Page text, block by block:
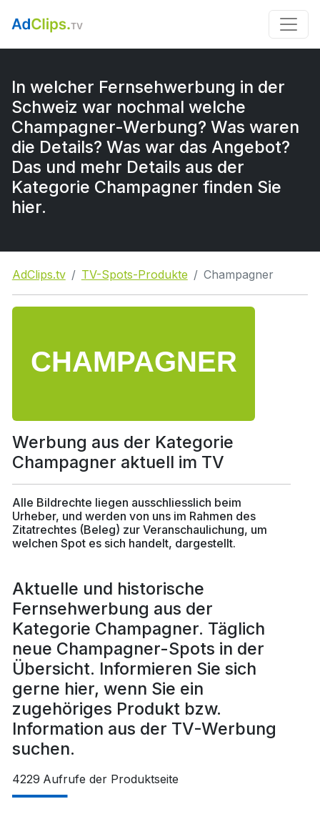
In welcher Fernsehwerbung in der
Schweiz war nochmal welche
Champagner-Werbung? Was waren
die Details? Was war das Angebot?
Das und mehr Details aus der
Kategorie Champagner finden Sie
hier.
AdClips.tv TV-Spots-Produkte Champagner
Werbung aus der Kategorie
Champagner aktuell im TV
Alle Bildrechte liegen ausschliesslich beim
Urheber, und werden von uns im Rahmen des
Zitatrechtes (Beleg) zur Veranschaulichung, um
welchen Spot es sich handelt, dargestellt.
Aktuelle und historische
Fernsehwerbung aus der
Kategorie Champagner. Täglich
neue Champagner-Spots in der
Übersicht. Informieren Sie sich
gerne hier, wenn Sie ein
zugehöriges Produkt bzw.
Information aus der TV-Werbung
suchen.
4229 Aufrufe der Produktseite